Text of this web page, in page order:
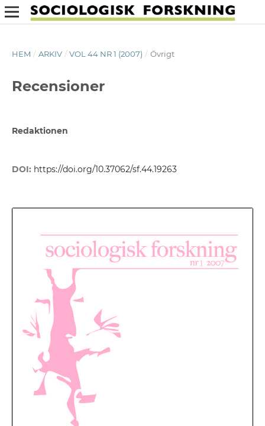
HEM / ARKIV / VOL 44 NR 1 (2007) / Övrigt
Recensioner
Redaktionen
DOI: https://doi.org/10.37062/sf.44.19263